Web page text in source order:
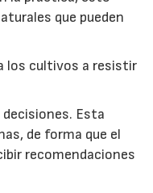
que pueden
los cultivos a resistir
Esta
de forma que el
recomendaciones